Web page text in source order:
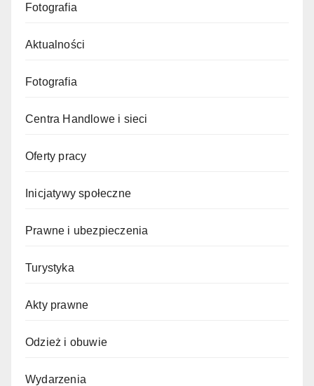
Fotografia
Aktualności
Fotografia
Centra Handlowe i sieci
Oferty pracy
Inicjatywy społeczne
Prawne i ubezpieczenia
Turystyka
Akty prawne
Odzież i obuwie
Wydarzenia